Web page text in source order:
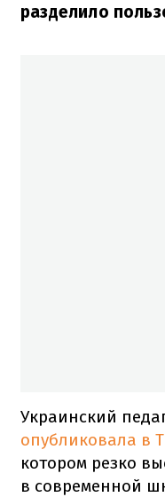
разделило
Украинский
опубликовала в
котором резко
в современной